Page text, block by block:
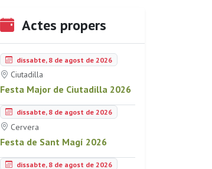
Actes propers
dissabte, 8 de agost de 2026
Ciutadilla
Festa Major de Ciutadilla 2026
dissabte, 8 de agost de 2026
Cervera
Festa de Sant Magí 2026
dissabte, 8 de agost de 2026